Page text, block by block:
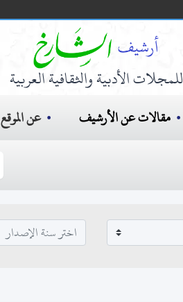
للمجلات الأدبية والثقافية العربية
مقالات عن الأرشيف عن الموقع